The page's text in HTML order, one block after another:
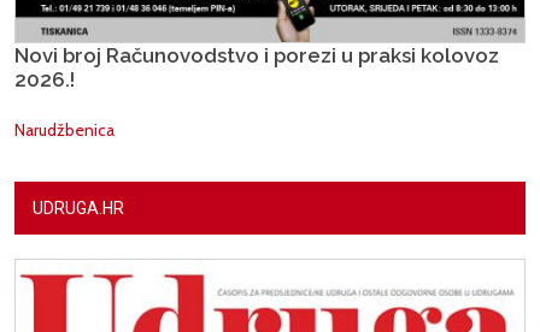
Novi broj Računovodstvo i porezi u praksi kolovoz
2026.!
Narudžbenica
UDRUGA.HR